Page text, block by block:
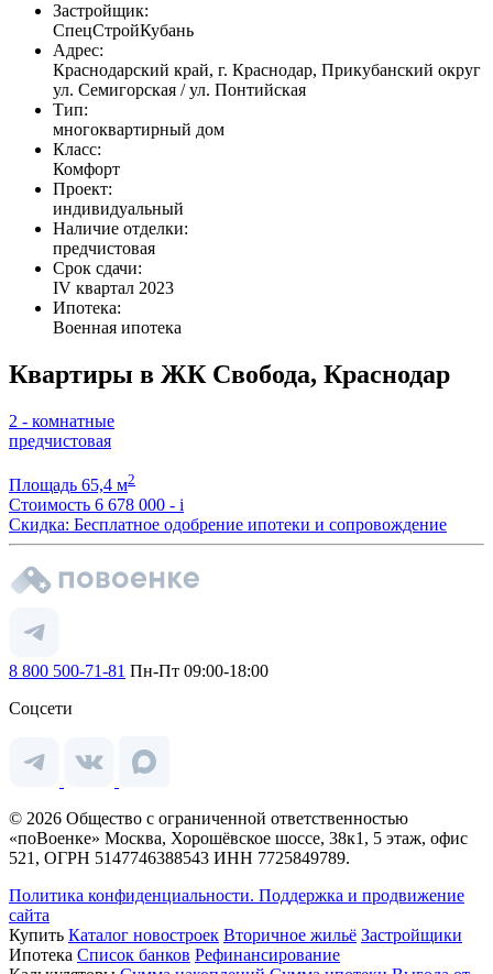
Застройщик:
СпецСтройКубань
Адрес:
Краснодарский край, г. Краснодар, Прикубанский округ
ул. Семигорская / ул. Понтийская
Тип:
многоквартирный дом
Класс:
Комфорт
Проект:
индивидуальный
Наличие отделки:
предчистовая
Срок сдачи:
IV квартал 2023
Ипотека:
Военная ипотека
Квартиры в ЖК Свобода, Краснодар
2 - комнатные
предчистовая
Площадь 65,4 м2
Стоимость 6 678 000 - i
Скидка: Бесплатное одобрение ипотеки и сопровождение
8 800 500-71-81 Пн-Пт 09:00-18:00
Соцсети
© 2026 Общество с ограниченной ответственностью
«поВоенке» Москва, Хорошёвское шоссе, 38к1, 5 этаж, офис
521, ОГРН 5147746388543 ИНН 7725849789.
Политика конфиденциальности. Поддержка и продвижение
сайта
Купить Каталог новостроек Вторичное жильё Застройщики
Ипотека Список банков Рефинансирование